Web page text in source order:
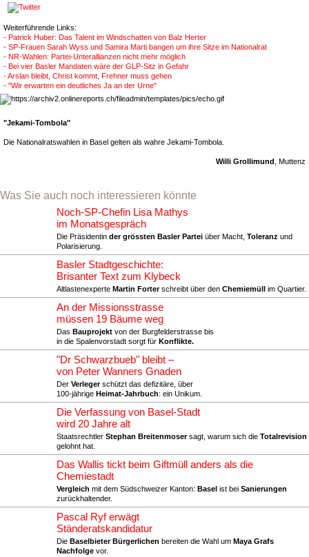
Weiterführende Links:
- Patrick Huber: Das Talent im Windschatten von Balz Herter
- SP-Frauen Sarah Wyss und Samira Marti bangen um ihre Sitze im Nationalrat
- NR-Wahlen: Partei-Unterallianzen nicht mehr möglich
- Bei vier Basler Mandaten wäre der GLP-Sitz in Gefahr
- Arslan bleibt, Christ kommt, Frehner muss gehen
- "Wir erwarten ein deutliches Ja an der Urne"
"Jekami-Tombola"
Die Nationalratswahlen in Basel gelten als wahre Jekami-Tombola.
Willi Grollimund , Muttenz
Was Sie auch noch interessieren könnte
Noch-SP-Chefin Lisa Mathys
im Monatsgespräch
Die Präsidentin der grössten Basler Partei über Macht, Toleranz und
Polarisierung.
Basler Stadtgeschichte:
Brisanter Text zum Klybeck
Altlastenexperte Martin Forterschreibt über den Chemiemüll im Quartier.
An der Missionsstrasse
müssen 19 Bäume weg
Das Bauprojekt von der Burgfelderstrasse bis
in die Spalenvorstadt sorgt für Konflikte.
"Dr Schwarzbueb" bleibt –
von Peter Wanners Gnaden
Der Verlegerschützt das defizitäre, über
100-jährige Heimat-Jahrbuch: ein Unikum.
Die Verfassung von Basel-Stadt
wird 20 Jahre alt
Staatsrechtler Stephan Breitenmosersagt, warum sich die Totalrevision
gelohnt hat.
Das Wallis tickt beim Giftmüll anders als die
Chemiestadt
Vergleich mit dem Südschweizer Kanton: Basel ist bei Sanierungen
zurückhaltender.
Pascal Ryf erwägt
Ständeratskandidatur
Die Baselbieter Bürgerlichen bereiten die Wahl um Maya Grafs
Nachfolge vor.